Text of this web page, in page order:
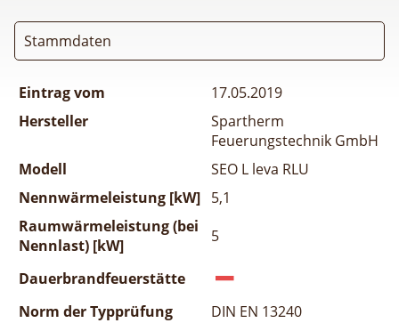
Stammdaten
Eintrag vom
17.05.2019
Hersteller
Spartherm
Feuerungstechnik GmbH
Modell
SEO L leva RLU
Nennwärmeleistung [kW] 5,1
Raumwärmeleistung (bei
Nennlast) [kW]
5
Dauerbrandfeuerstätte
Norm der Typprüfung
DIN EN 13240